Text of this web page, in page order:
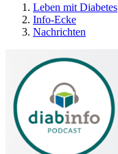
Leben mit Diabetes
Info-Ecke
Nachrichten